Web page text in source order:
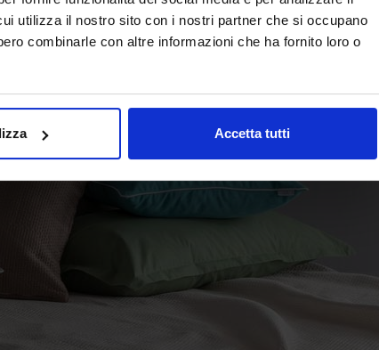
utilizza il nostro sito con i nostri partner che si occupano
combinarle con altre informazioni che ha fornito loro o
Accetta tutti
cos’èesattamente? Il termine “quilt” si riferisce a una
uno strato intermedio di imbottitura e un
insieme in un motivo che può essere semplice o
matrimoniale.